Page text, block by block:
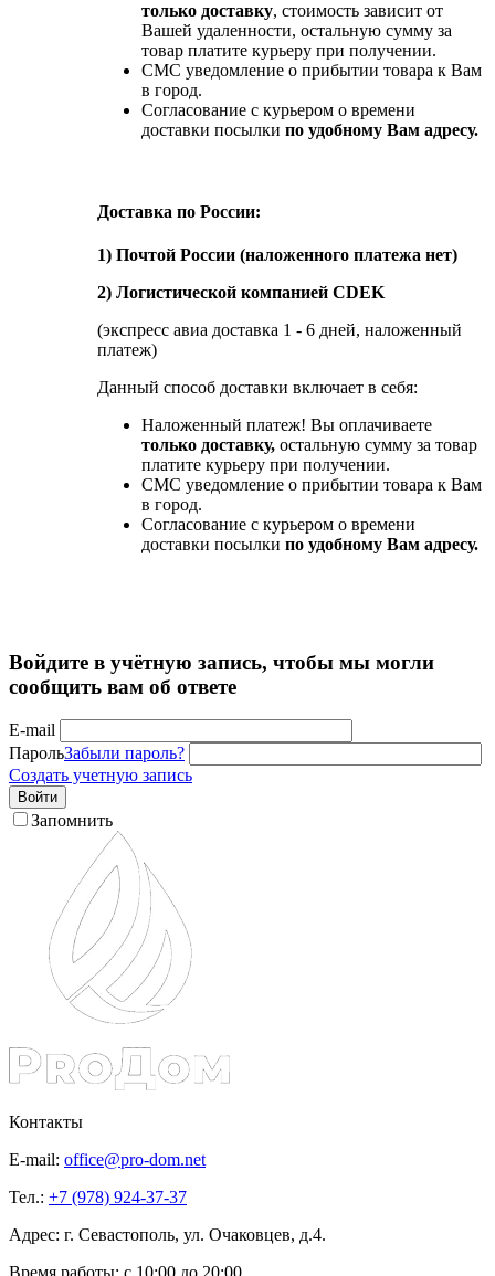
только доставку, стоимость зависит от
Вашей удаленности, остальную сумму за
товар платите курьеру при получении.
СМС уведомление о прибытии товара к Вам
в город.
Согласование с курьером о времени
доставки посылки по удобному Вам адресу.
Доставка по России:
1) Почтой России (наложенного платежа нет)
2) Логистической компанией CDEK
(экспресс авиа доставка 1 - 6 дней, наложенный
платеж)
Данный способ доставки включает в себя:
Наложенный платеж! Вы оплачиваете
только доставку, остальную сумму за товар
платите курьеру при получении.
СМС уведомление о прибытии товара к Вам
в город.
Согласование с курьером о времени
доставки посылки по удобному Вам адресу.
Войдите в учётную запись, чтобы мы могли
сообщить вам об ответе
E-mail
ПарольЗабыли пароль?
Создать учетную запись
Войти
Запомнить
Контакты
E-mail: office@pro-dom.net
Тел.: +7 (978) 924-37-37
Адрес: г. Севастополь, ул. Очаковцев, д.4.